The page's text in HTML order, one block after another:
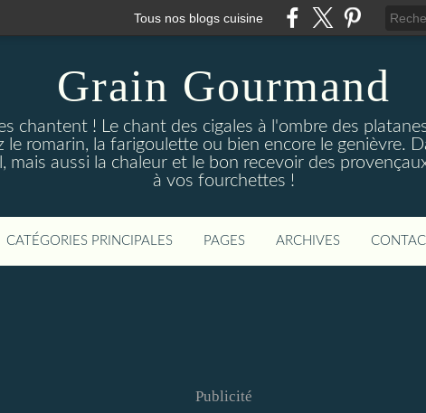
Tous nos blogs cuisine
Grain Gourmand
chantent ! Le chant des cigales à l'ombre des
le romarin, la farigoulette ou bien encore le genièvre.
mais aussi la chaleur et le bon recevoir des
à vos fourchettes !
CATÉGORIES PRINCIPALES PAGES ARCHIVES
Publicité